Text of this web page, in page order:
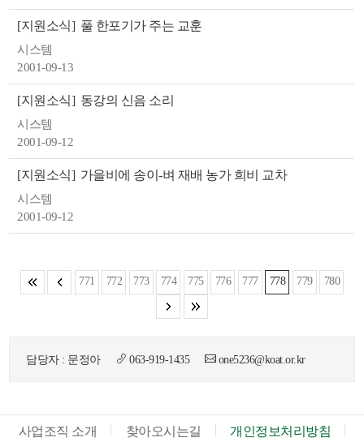
[지원소식] 풀 한포기가 주는 교훈
시스템
2001-09-13
[지원소식] 동강의 신음 소리
시스템
2001-09-12
[지원소식] 가을비에 송이-벼 재배 농가 희비 교차
시스템
2001-09-12
771 772 773 774 775 776 777 778 779 780
담당자 : 문정아 063-919-1435 one5236@koat.or.kr
사업조직 소개 찾아오시는길 개인정보처리방침